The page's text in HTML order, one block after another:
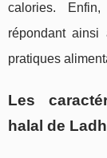
calories.
répondant
pratiques
Les
halal de